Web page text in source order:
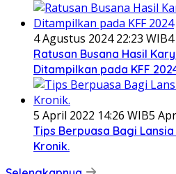
4 Agustus 2024 22:23 WIB
Ratusan Busana Hasil
Ditampilkan pada KFF
5 April 2022 14:26 WIB5
Tips Berpuasa Bagi
Kronik.